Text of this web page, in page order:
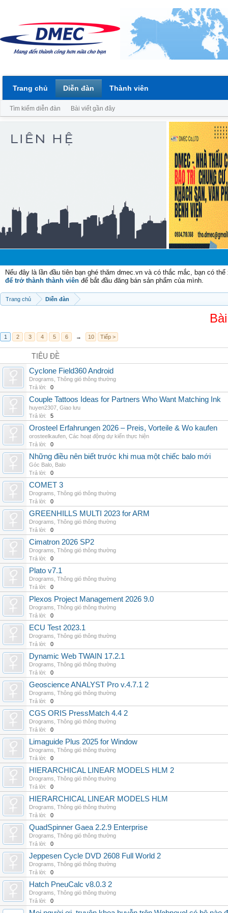
Nếu đây là lần đầu tiên bạn ghé thăm dmec.vn và có thắc mắc, bạn có
để trở thành thành viên để bắt đầu đăng bán sản phẩm của mình.
Trang chủ Diễn đàn
1 2 3 4 5 6 → 10 Tiếp >
TIÊU ĐỀ
Cyclone Field360 Android
Drograms Thông gió thông thường
Trả lời:
0
Couple Tattoos Ideas for Partners Who Want Matching Ink
huyen2307 Giao lưu
Trả lời:
5
Orosteel Erfahrungen 2026 – Preis, Vorteile & Wo kaufen
orosteelkaufen Các hoạt động dự kiến thực hiện
Trả lời:
0
Những điều nên biết trước khi mua một chiếc balo mới
Góc Balo Balo
Trả lời:
0
COMET 3
Drograms Thông gió thông thường
Trả lời:
0
GREENHILLS MULTI 2023 for ARM
Drograms Thông gió thông thường
Trả lời:
0
Cimatron 2026 SP2
Drograms Thông gió thông thường
Trả lời:
0
Plato v7.1
Drograms Thông gió thông thường
Trả lời:
0
Plexos Project Management 2026 9.0
Drograms Thông gió thông thường
Trả lời:
0
ECU Test 2023.1
Drograms Thông gió thông thường
Trả lời:
0
Dynamic Web TWAIN 17.2.1
Drograms Thông gió thông thường
Trả lời:
0
Geoscience ANALYST Pro v.4.7.1 2
Drograms Thông gió thông thường
Trả lời:
0
CGS ORIS PressMatch 4.4 2
Drograms Thông gió thông thường
Trả lời:
0
Limaguide Plus 2025 for Window
Drograms Thông gió thông thường
Trả lời:
0
HIERARCHICAL LINEAR MODELS HLM 2
Drograms Thông gió thông thường
Trả lời:
0
HIERARCHICAL LINEAR MODELS HLM
Drograms Thông gió thông thường
Trả lời:
0
QuadSpinner Gaea 2.2.9 Enterprise
Drograms Thông gió thông thường
Trả lời:
0
Jeppesen Cycle DVD 2608 Full World 2
Drograms Thông gió thông thường
Trả lời:
0
Hatch PneuCalc v8.0.3 2
Drograms Thông gió thông thường
Trả lời:
0
Trang chủ Diễn đàn
Tìm kiếm diễn đàn Bài viết gần đây
Thành viên